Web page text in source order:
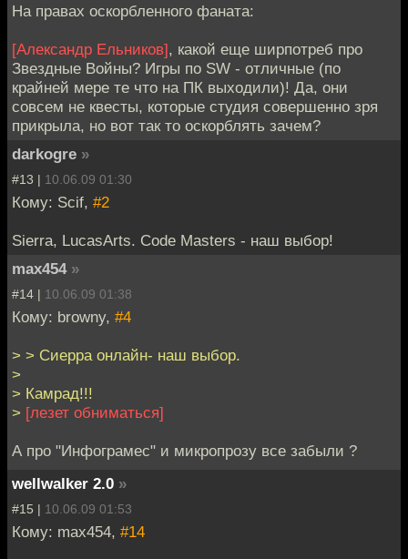
На правах оскорбленного фаната:
[Александр Ельников], какой еще ширпотреб про
Звездные Войны? Игры по SW - отличные (по
крайней мере те что на ПК выходили)! Да, они
совсем не квесты, которые студия совершенно зря
прикрыла, но вот так то оскорблять зачем?
darkogre »
#13 | 10.06.09 01:30
Кому: Scif, #2
Sierra, LucasArts. Code Masters - наш выбор!
max454 »
#14 | 10.06.09 01:38
Кому: browny, #4
> > Сиерра онлайн- наш выбор.
>
> Камрад!!!
> [лезет обниматься]
А про "Инфограмес" и микропрозу все забыли ?
wellwalker 2.0 »
#15 | 10.06.09 01:53
Кому: max454, #14